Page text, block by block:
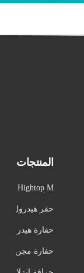
المنتجات
Hightop M
ini Excavat
حفر هيدرول
يكي صغير
حفارة هيدر
وليكية صغي
حفارة مجن
زرة صغيرة